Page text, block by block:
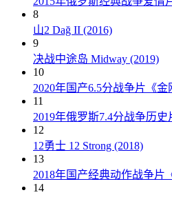
8
山2 Dağ II (2016)
9
决战中途岛 Midway (2019)
10
2020年国产6.5分战争片《
11
2019年俄罗斯7.4分战争历
12
12勇士 12 Strong (2018)
13
2018年国产经典动作战争片
14